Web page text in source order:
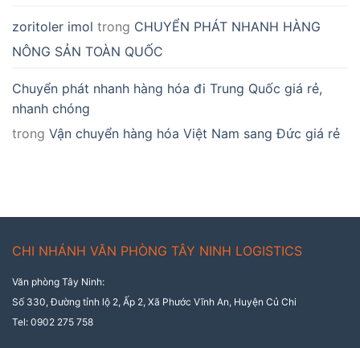
zoritoler imol trong CHUYỂN PHÁT NHANH HÀNG
NÔNG SẢN TOÀN QUỐC
Chuyển phát nhanh hàng hóa đi Trung Quốc giá rẻ,
nhanh chóng
trong Vận chuyển hàng hóa Việt Nam sang Đức giá rẻ
CHI NHÁNH VĂN PHÒNG TÂY NINH LOGISTICS
Văn phòng Tây Ninh:
Số 330, Đường tỉnh lộ 2, Ấp 2, Xã Phước Vĩnh An, Huyện Củ Chi
Tel: 0902 275 758